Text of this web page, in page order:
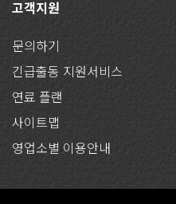
고객지원
문의하기
긴급출동 지원서비스
연료 플랜
사이트맵
영업소별 이용안내